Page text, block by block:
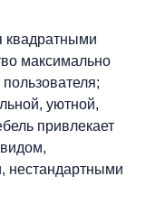
квадратными
максимально
уютной,
привлекает
нестандартными